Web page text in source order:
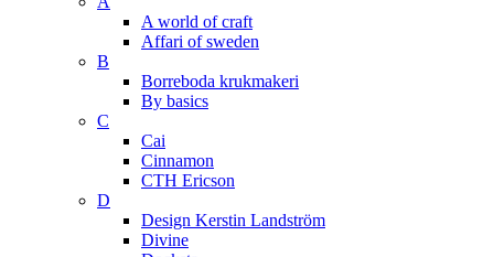
A world of craft
Affari of sweden
B
Borreboda krukmakeri
By basics
C
Cai
Cinnamon
CTH Ericson
D
Design Kerstin Landström
Divine